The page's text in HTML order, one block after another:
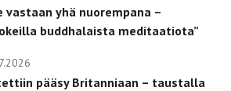
vastaan yhä nuorempana –
buddhalaista meditaatiota”
pääsy Britanniaan – taustalla